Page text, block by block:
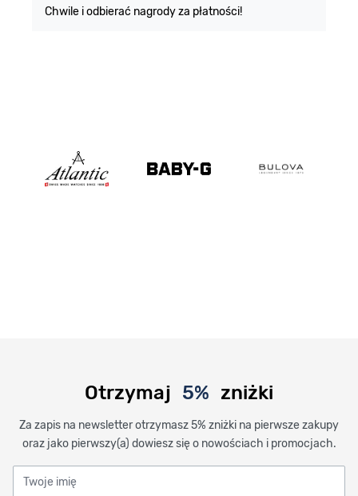
Chwile i odbierać nagrody za płatności!
Otrzymaj 5% zniżki
Za zapis na newsletter otrzymasz 5% zniżki na pierwsze zakupy
oraz jako pierwszy(a) dowiesz się o nowościach i promocjach.
Twoje imię